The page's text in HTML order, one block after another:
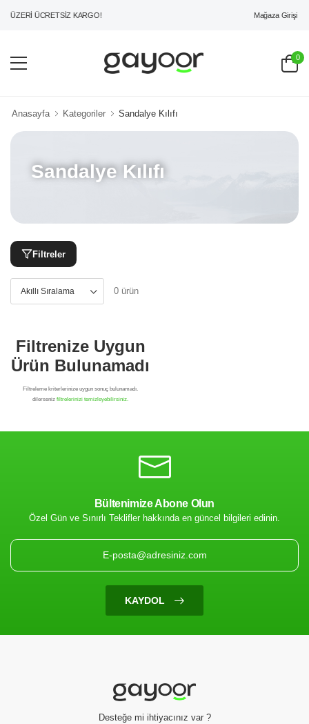
ÜZERİ ÜCRETSİZ KARGO! Mağaza Girişi
0
Anasayfa Kategoriler Sandalye Kılıfı
Sandalye Kılıfı
Filtreler
0 ürün
Filtrenize Uygun
Ürün Bulunamadı
Bültenimize Abone Olun
Özel Gün ve Sınırlı Teklifler hakkında en güncel bilgileri edinin.
KAYDOL
Desteğe mi ihtiyacınız var ?